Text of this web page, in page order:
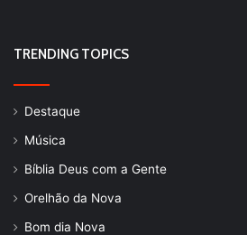
TRENDING TOPICS
Destaque
Música
Bíblia Deus com a Gente
Orelhão da Nova
Bom dia Nova